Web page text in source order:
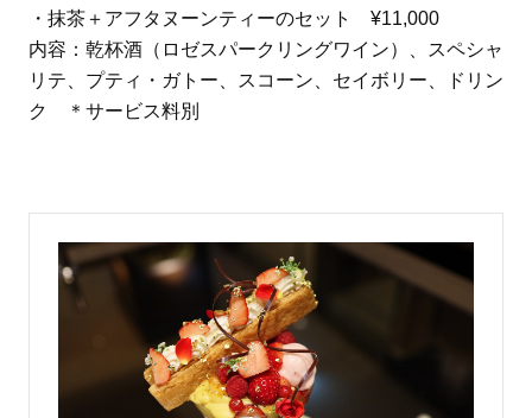
・抹茶＋アフタヌーンティーのセット ¥11,000
内容：乾杯酒（ロゼスパークリングワイン）、スペシャ
リテ、プティ・ガトー、スコーン、セイボリー、ドリン
ク ＊サービス料別